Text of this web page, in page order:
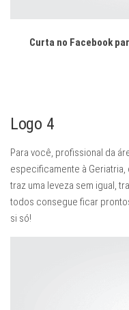
Curta no Facebook
Logo 4
Para você, profissional da
especificamente à Geriatria,
traz uma leveza sem igual,
todos consegue ficar
si só!